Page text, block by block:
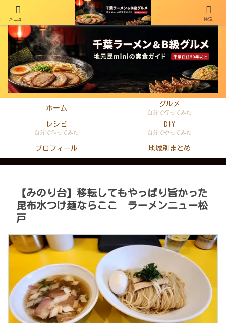
千葉在住50年以上のminiがラーメン・町中華・B級グルメを本音レビュー
ホーム
グルメ
自分で行ってみた
レシピ
自分で作ってみた
DIY
自分でやってみた
プロフィール 地域別まとめ
【みのり台】移転してもやっぱり旨かった
昆布水つけ麺ならここ ラーメンニュー松
戸
メニュー 検索